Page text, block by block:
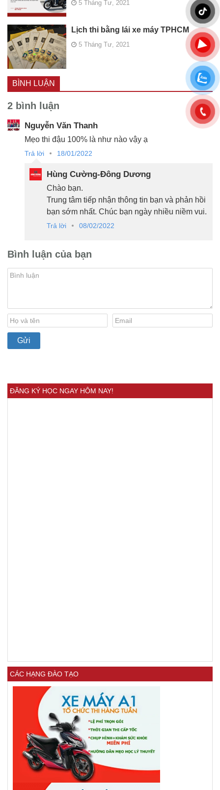
5 Tháng Tư, 2021
Lịch thi bằng lái xe máy TPHCM
5 Tháng Tư, 2021
BÌNH LUẬN
2 bình luận
Nguyễn Văn Thanh
Mẹo thi đậu 100% là như nào vậy ạ
Trả lời 18/01/2022
Hùng Cường-Đông Dương
Chào bạn.
Trung tâm tiếp nhận thông tin bạn và phản hồi
bạn sớm nhất. Chúc bạn ngày nhiều niềm vui.
Trả lời 08/02/2022
Bình luận của bạn
ĐĂNG KÝ HỌC NGAY HÔM NAY!
CÁC HẠNG ĐÀO TẠO